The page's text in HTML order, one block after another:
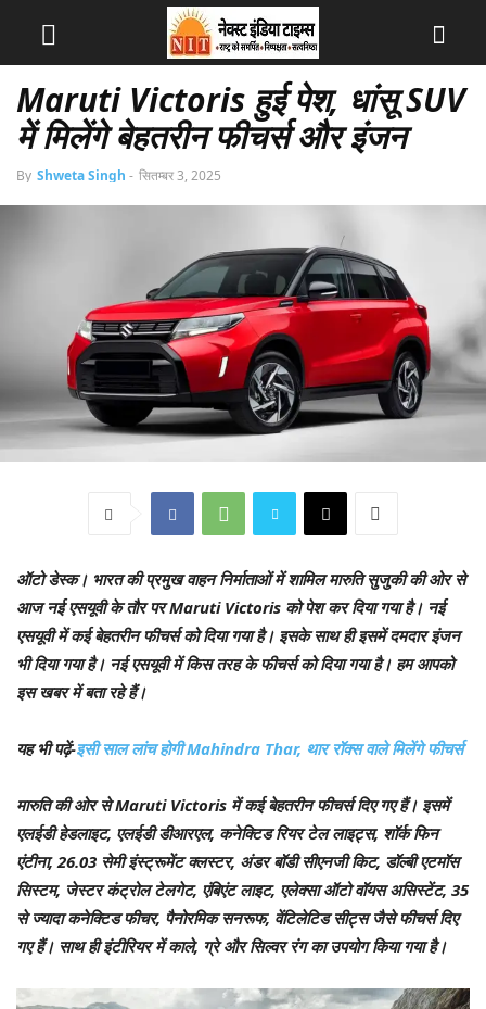
Maruti Victoris हुई पेश, धांसू SUV
में मिलेंगे बेहतरीन फीचर्स और इंजन
By Shweta Singh - सितम्बर 3, 2025
ऑटो डेस्क। भारत की प्रमुख वाहन निर्माताओं में शामिल मारुति सुजुकी की ओर से
आज नई एसयूवी के तौर पर Maruti Victoris को पेश कर दिया गया है। नई
एसयूवी में कई बेहतरीन फीचर्स को दिया गया है। इसके साथ ही इसमें दमदार इंजन
भी दिया गया है। नई एसयूवी में किस तरह के फीचर्स को दिया गया है। हम आपको
इस खबर में बता रहे हैं।
यह भी पढ़ें-इसी साल लांच होगी Mahindra Thar, थार रॉक्स वाले मिलेंगे फीचर्स
मारुति की ओर से Maruti Victoris में कई बेहतरीन फीचर्स दिए गए हैं। इसमें
एलईडी हेडलाइट, एलईडी डीआरएल, कनेक्‍टिड रियर टेल लाइट्स, शॉर्क फिन
एंटीना, 26.03 सेमी इंस्‍ट्रूमेंट क्‍लस्‍टर, अंडर बॉडी सीएनजी किट, डॉल्‍बी एटमॉस
सिस्‍टम, जेस्‍टर कंट्रोल टेलगेट, एंबिएंट लाइट, एलेक्‍सा ऑटो वॉयस असिस्‍टेंट, 35
से ज्‍यादा कनेक्‍टिड फीचर, पैनोरमिक सनरूफ, वेंटिलेटिड सीट्स जैसे फीचर्स दिए
गए हैं। साथ ही इंटीरियर में काले, ग्रे और सिल्‍वर रंग का उपयोग किया गया है।